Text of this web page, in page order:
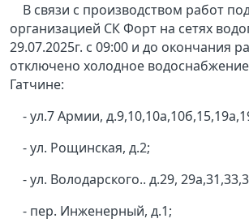
В связи с производством работ
организацией СК Форт на сетях
29.07.2025г. с 09:00 и до окончания
отключено холодное
Гатчине:
- ул.7 Армии,
- ул. Рощинская, д.2;
- ул. Володарского.. д.29,
- пер. Инженерный, д.1;